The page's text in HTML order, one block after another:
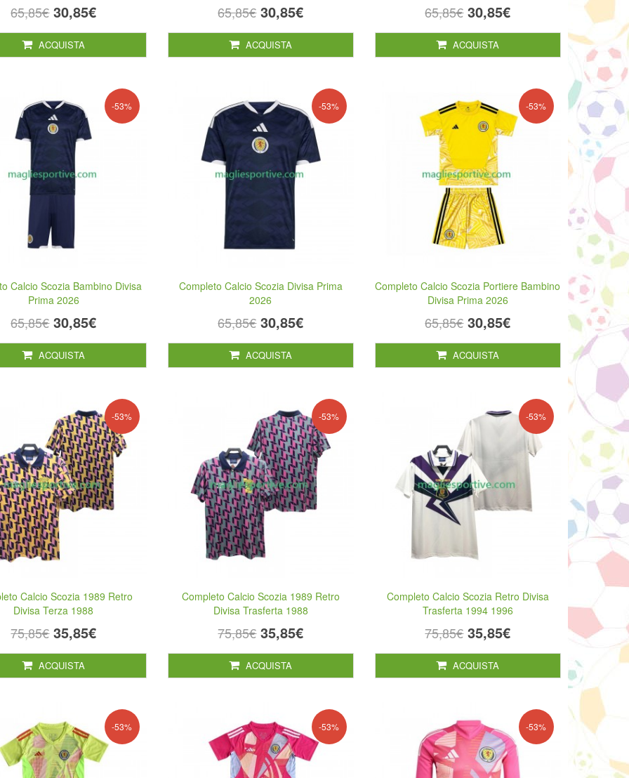
65,85€ 30,85€
ACQUISTA
65,85€ 30,85€
ACQUISTA
65,85€ 30,85€
ACQUISTA
-53%
Calcio Scozia Bambino Divisa
Prima 2026
65,85€ 30,85€
ACQUISTA
-53%
Completo Calcio Scozia Divisa Prima
2026
65,85€ 30,85€
ACQUISTA
-53%
Completo Calcio Scozia Portiere Bambino
Divisa Prima 2026
65,85€ 30,85€
ACQUISTA
-53%
Calcio Scozia 1989 Retro
Divisa Terza 1988
75,85€ 35,85€
ACQUISTA
-53%
Completo Calcio Scozia 1989 Retro
Divisa Trasferta 1988
75,85€ 35,85€
ACQUISTA
-53%
Completo Calcio Scozia Retro Divisa
Trasferta 1994 1996
75,85€ 35,85€
ACQUISTA
-53% -53% -53%